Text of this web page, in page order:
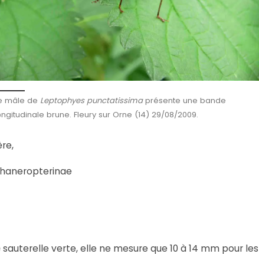
mâle de Leptophyes punctatissimaprésente une bande
brune. Fleury sur Orne (14) 29/08/2009.
verte, elle ne mesure que 10 à 14 mm pour